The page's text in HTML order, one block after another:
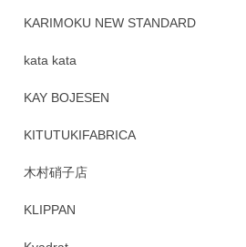
KARIMOKU NEW STANDARD
kata kata
KAY BOJESEN
KITUTUKIFABRICA
木村硝子店
KLIPPAN